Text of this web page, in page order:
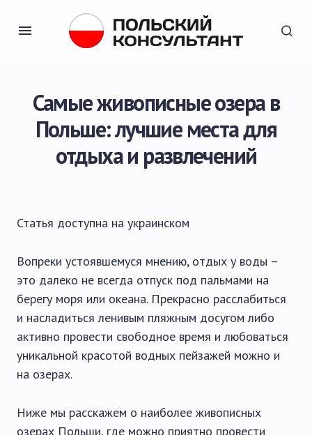
Самые живописные озера в
Польше: лучшие места для
отдыха и развлечений
Статья доступна на украинском
Вопреки устоявшемуся мнению, отдых у воды –
это далеко не всегда отпуск под пальмами на
берегу моря или океана. Прекрасно расслабиться
и насладиться ленивым пляжным досугом либо
активно провести свободное время и любоваться
уникальной красотой водных пейзажей можно и
на озерах.
Ниже мы расскажем о наиболее живописных
озерах Польши, где можно приятно провести